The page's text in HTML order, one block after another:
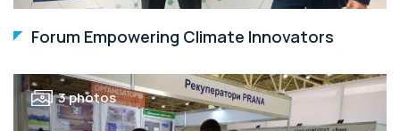
Forum Empowering Climate Innovators
3 photos